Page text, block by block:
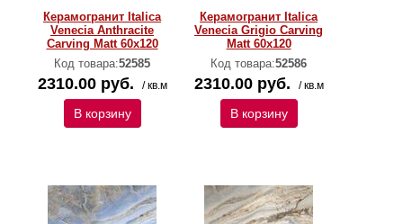
Керамогранит Italica
Venecia Anthracite
Carving Matt 60x120
Код товара:52585
2310.00 руб. / кв.м
В корзину
Керамогранит Italica
Venecia Grigio Carving
Matt 60x120
Код товара:52586
2310.00 руб. / кв.м
В корзину